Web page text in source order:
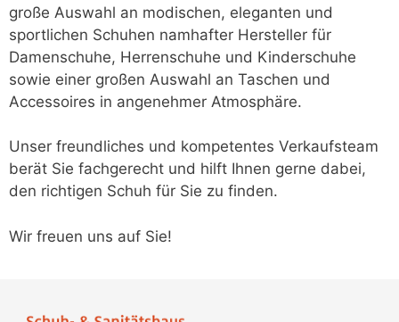
große Auswahl an modischen, eleganten und
sportlichen Schuhen namhafter Hersteller für
Damenschuhe, Herrenschuhe und Kinderschuhe
sowie einer großen Auswahl an Taschen und
Accessoires in angenehmer Atmosphäre.
Unser freundliches und kompetentes Verkaufsteam
berät Sie fachgerecht und hilft Ihnen gerne dabei,
den richtigen Schuh für Sie zu finden.
Wir freuen uns auf Sie!